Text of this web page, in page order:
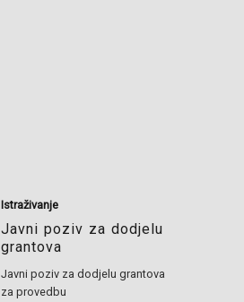
Istraživanje
Javni poziv za dodjelu
grantova
Javni poziv za dodjelu grantova
za provedbu